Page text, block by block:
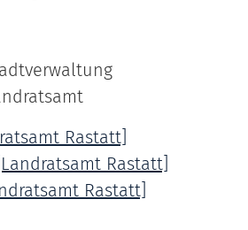
Rastatt]
Rastatt]
Rastatt]